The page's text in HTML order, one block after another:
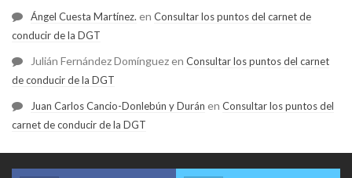
Ángel Cuesta Martínez. en Consultar los puntos del carnet de
conducir de la DGT
Julián Fernández Domínguezen Consultar los puntos del carnet
de conducir de la DGT
Juan Carlos Cancio-Donlebún y Durán en Consultar los puntos del
carnet de conducir de la DGT